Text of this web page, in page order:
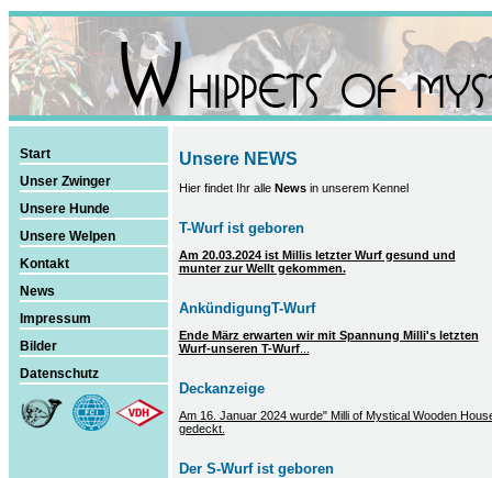
Start
Unser Zwinger
Unsere Hunde
Unsere Welpen
Kontakt
News
Impressum
Bilder
Datenschutz
Unsere NEWS
Hier findet Ihr alle Newsin unserem Kennel
T-Wurf ist geboren
Am 20.03.2024 ist Millis letzter Wurf gesund und
munter zur Wellt gekommen.
AnkündigungT-Wurf
Ende März erwarten wir mit Spannung Milli's letzten
Wurf-unseren T-Wurf...
Deckanzeige
Am 16. Januar 2024 wurde" Milli of Mystical Wooden
gedeckt.
Der S-Wurf ist geboren